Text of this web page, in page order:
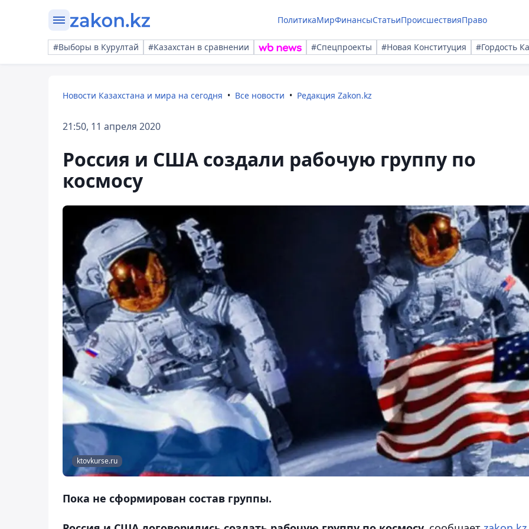
ПолитикаМирФинансыСтатьиПроисшествияПраво
#Выборы в Курултай #Казахстан в сравнении #Спецпроекты #Новая Конституция #Гордость
Новости Казахстана и мира на сегодня Все новости Редакция Zakon.kz
21:50, 11 апреля 2020
Россия и США создали рабочую группу по
космосу
ktovkurse.ru
Пока не сформирован состав группы.